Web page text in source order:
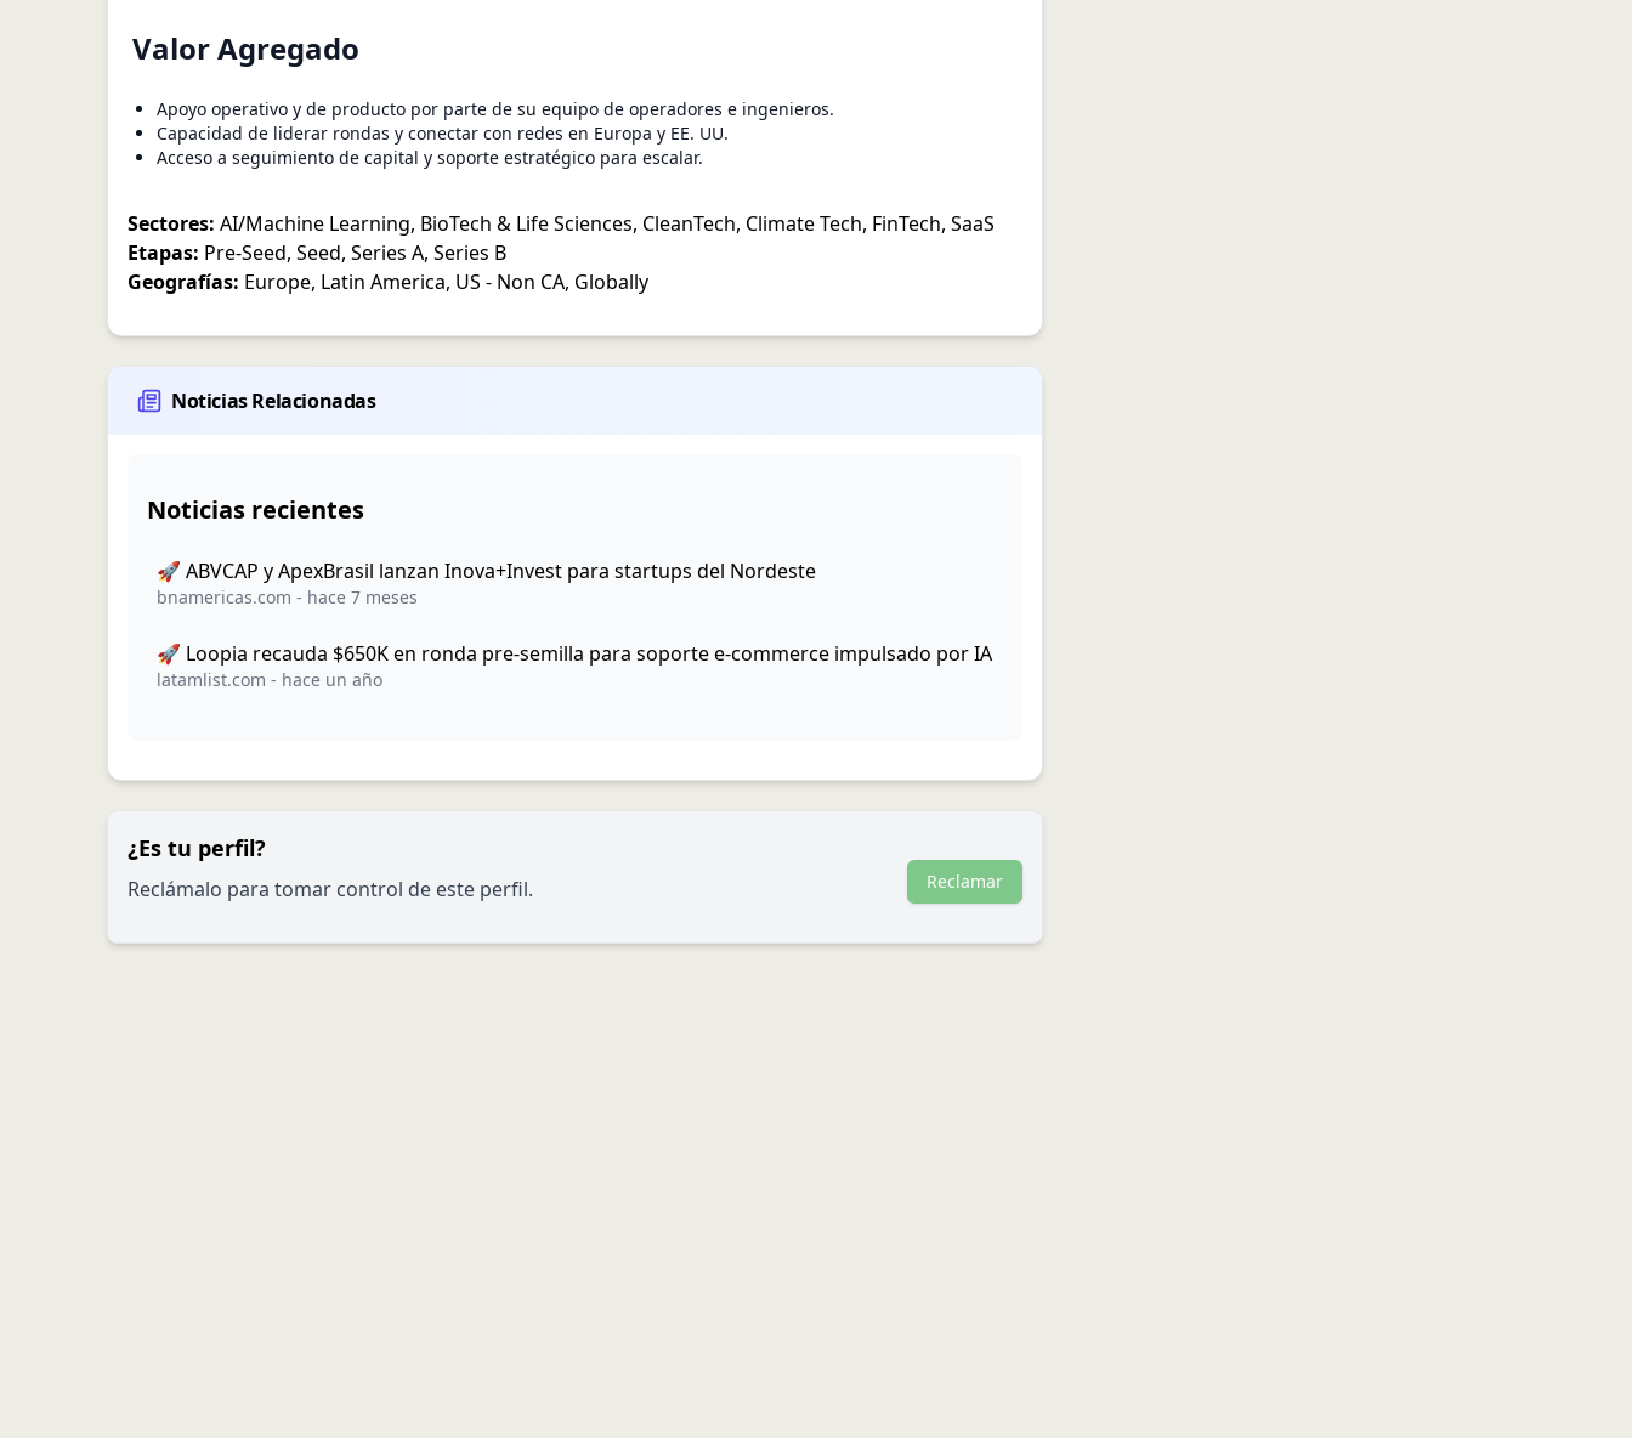
Valor Agregado
Apoyo operativo y de producto por parte de su equipo de operadores e ingenieros.
Capacidad de liderar rondas y conectar con redes en Europa y EE. UU.
Acceso a seguimiento de capital y soporte estratégico para escalar.
Sectores: AI/Machine Learning, BioTech & Life Sciences, CleanTech, Climate Tech, FinTech, SaaS
Etapas: Pre-Seed, Seed, Series A, Series B
Geografías: Europe, Latin America, US - Non CA, Globally
Noticias Relacionadas
Noticias recientes
🚀 ABVCAP y ApexBrasil lanzan Inova+Invest para startups del Nordeste
bnamericas.com - hace 7 meses
🚀 Loopia recauda $650K en ronda pre-semilla para soporte e-commerce impulsado por IA
latamlist.com - hace un año
¿Es tu perfil?
Reclámalo para tomar control de este perfil. Reclamar